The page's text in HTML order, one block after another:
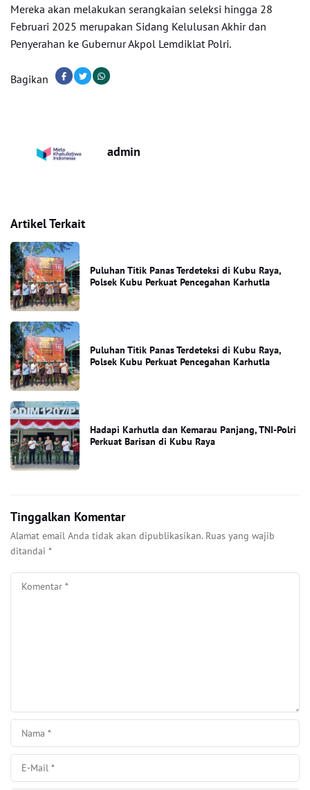
Mereka akan melakukan serangkaian seleksi hingga 28
Februari 2025 merupakan Sidang Kelulusan Akhir dan
Penyerahan ke Gubernur Akpol Lemdiklat Polri.
Bagikan
admin
Artikel Terkait
Puluhan Titik Panas Terdeteksi di Kubu Raya,
Polsek Kubu Perkuat Pencegahan Karhutla
Puluhan Titik Panas Terdeteksi di Kubu Raya,
Polsek Kubu Perkuat Pencegahan Karhutla
Hadapi Karhutla dan Kemarau Panjang, TNI-Polri
Perkuat Barisan di Kubu Raya
Tinggalkan Komentar
Alamat email Anda tidak akan dipublikasikan. Ruas yang wajib
ditandai *